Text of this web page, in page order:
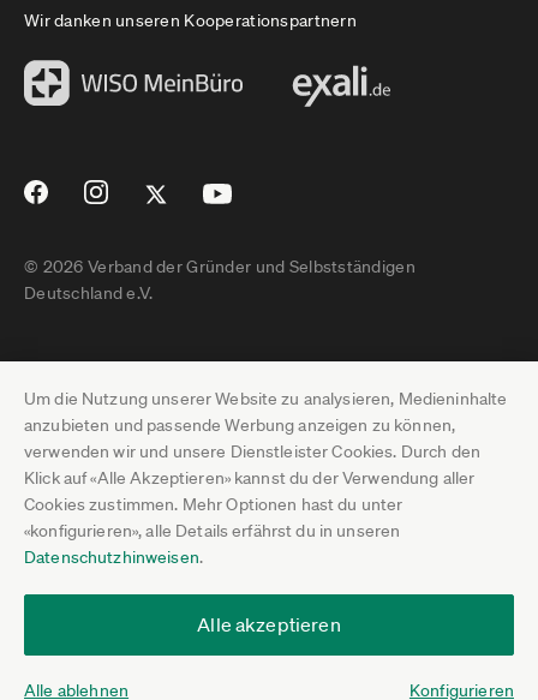
Um die Nutzung unserer Website zu analysieren, Medieninhalte
anzubieten und passende Werbung anzeigen zu können,
verwenden wir und unsere Dienstleister Cookies. Durch den
Klick auf «Alle Akzeptieren» kannst du der Verwendung aller
Cookies zustimmen. Mehr Optionen hast du unter
«konfigurieren», alle Details erfährst du in unseren
Datenschutzhinweisen.
Alle akzeptieren
Alle ablehnen Konfigurieren
Wir danken unseren Kooperationspartnern
© 2026 Verband der Gründer und Selbstständigen
Deutschland e.V.
Impressum
Datenschutz
Pressebereich
Jobs